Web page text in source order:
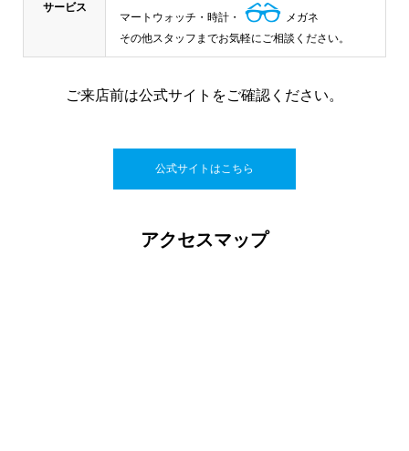
サービス
マートウォッチ・時計・
メガネ
その他スタッフまでお気軽にご相談ください。
ご来店前は公式サイトをご確認ください。
公式サイトはこちら
アクセスマップ